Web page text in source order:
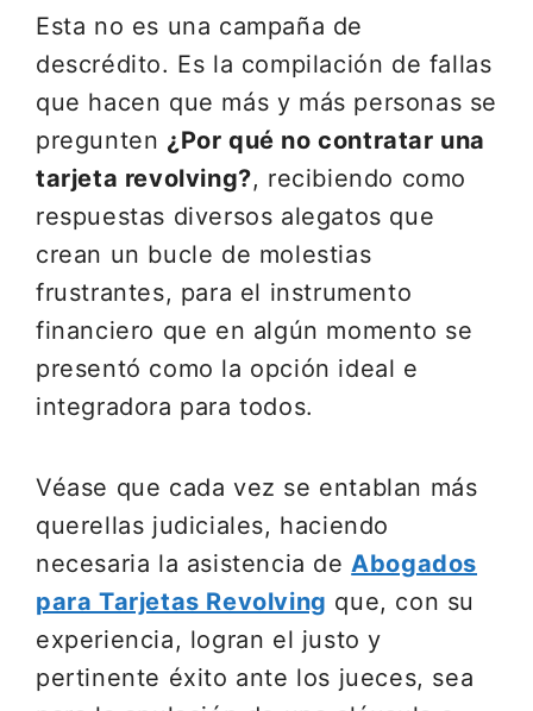
Esta no es una campaña de
descrédito. Es la compilación de fallas
que hacen que más y más personas se
pregunten ¿Por qué no contratar una
tarjeta revolving?, recibiendo como
respuestas diversos alegatos que
crean un bucle de molestias
frustrantes, para el instrumento
financiero que en algún momento se
presentó como la opción ideal e
integradora para todos.
Véase que cada vez se entablan más
querellas judiciales, haciendo
necesaria la asistencia deAbogados
para Tarjetas Revolving que, con su
experiencia, logran el justo y
pertinente éxito ante los jueces, sea